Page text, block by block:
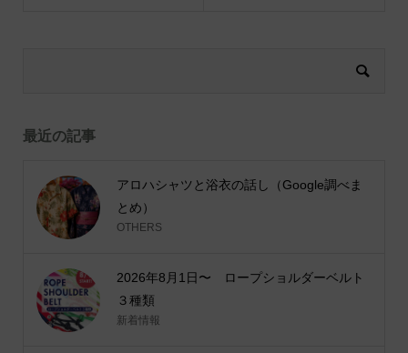
最近の記事
アロハシャツと浴衣の話し（Google調べま
とめ）
OTHERS
2026年8月1日〜 ロープショルダーベルト
３種類
新着情報